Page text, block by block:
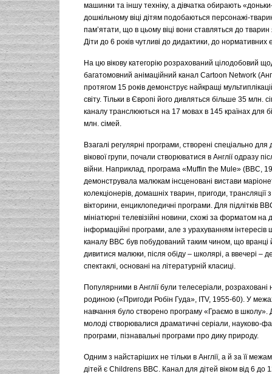
машинки та іншу техніку, а дівчатка обирають
дошкільному віці дітям подобаються персонажі-
пам’ятати, що в цьому віці вони ставляться до тварин
Діти до 6 років чутливі до дидактики, до нормативних
На цю вікову категорію розрахований цілодобовий
багатомовний анімаційний канал Cartoon Network
протягом 15 років демонструє найкращі
світу. Тільки в Європі його дивляться більше 35 млн.
каналу транслюються на 17 мовах в 145 країнах для
млн. сімей.
Взагалі регулярні програми, створені спеціально
вікової групи, почали створюватися в Англії одразу
війни. Наприклад, програма «Muffin the Mule» (ВВС,
демонструвала малюкам інсценовані вистави
колекціонерів, домашніх тварин, пригоди, трансляції з
вікторини, енциклопедичні програми. Для підлітків
мініатюрні телевізійні новини, схожі за форматом на
інформаційні програми, але з урахуванням інтересів
каналу ВВС був побудований таким чином, що вранці
дивитися малюки, після обіду – школярі, а ввечері –
спектаклі, основані на літературній класиці.
Популярними в Англії були телесеріали, розраховані
родиною («Пригоди Робін Гуда», ITV, 1955-60). У
навчання було створено програму «Граємо в школу».
молоді створювалися драматичні серіали, науково-
програми, пізнавальні програми про дику природу.
Одним з найстаріших не тільки в Англії, а й за її
дітей є Childrens BBC. Канал для дітей віком від 6 до